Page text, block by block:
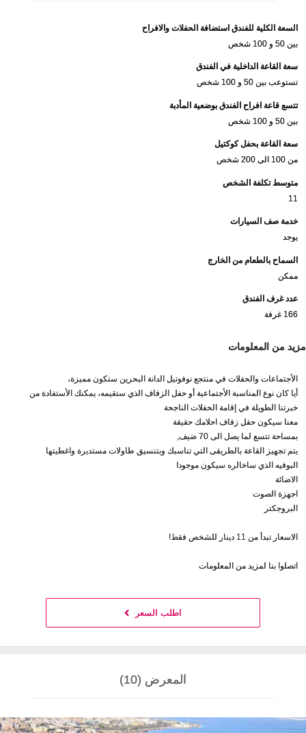
السعة الكلية للفندق استضافة الحفلات والافراح
بين 50 و 100 شخص
سعة القاعة الداخلية في الفندق
تستوعب بين 50 و 100 شخص
تتسع قاعة افراح الفندق بوضعية المأدبة
بين 50 و 100 شخص
سعة القاعة بحفل كوكتيل
من 100 الى 200 شخص
متوسط تكلفة الشخص
11
خدمة صف السيارات
يوجد
السماح بالطعام من الخارج
ممكن
عدد غرف الفندق
166 غرفة
مزيد من المعلومات
الأجتماعات والحفلات في منتجع نوفوتيل الدانة البحرين ستكون مميزة،
أيا كان نوع المناسبة الأجتماعية أو حفل الزفاف الذي ستقيمه، يمكنك الأستفادة من
خبرتنا الطويلة في إقامة الحفلات الناجحة
معنا سيكون حفل زفاف احلامك حقيقة
بمساحة تتسع لما يصل الى 70 ضيف,
يتم تجهيز القاعة بالطريقى التي تناسبك وبتنسيق طاولات مستديرة واغطيتها
البوفيه الذي ساخالره سيكون موجودا
الاضائة
اجهزة الصوت
البروجكتر
الاسعار تبدأ من 11 دينار للشخص فقط!
اتصلوا بنا لمزيد من المعلومات
اطلب السعر
المعرض (10)